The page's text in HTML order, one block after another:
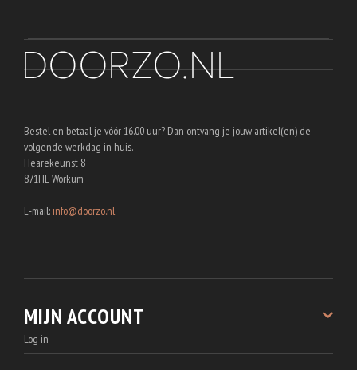
Bestel en betaal je vóór 16.00 uur? Dan ontvang je jouw artikel(en) de
volgende werkdag in huis.
Hearekeunst 8
871HE Workum
E-mail: info@doorzo.nl
MIJN ACCOUNT
Log in